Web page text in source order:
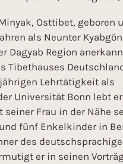
Osttibet, geboren
als Neunter Kyabgön
Dagyab Region
Tibethauses
Lehrtätigkeit als
Universität Bonn lebt er
Frau in der Nähe
fünf Enkelkinder in
des
er in seinen